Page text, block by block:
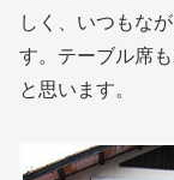
しく、いつもな
す。テーブル席
と思います。